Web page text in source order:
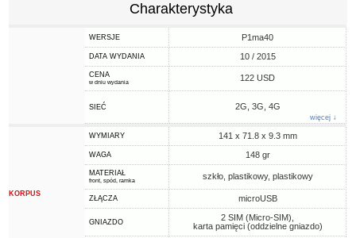
Charakterystyka
WERSJE P1ma40
DATA WYDANIA 10 / 2015
CENA
w dniu wydania 122 USD
SIEĆ 2G, 3G, 4G
więcej ↓
KORPUS
WYMIARY 141 x 71.8 x 9.3 mm
WAGA 148 gr
MATERIAŁ
front, spód, ramka szkło, plastikowy, plastikowy
ZŁĄCZA microUSB
GNIAZDO
2 SIM (Micro-SIM),
karta pamięci (oddzielne gniazdo)